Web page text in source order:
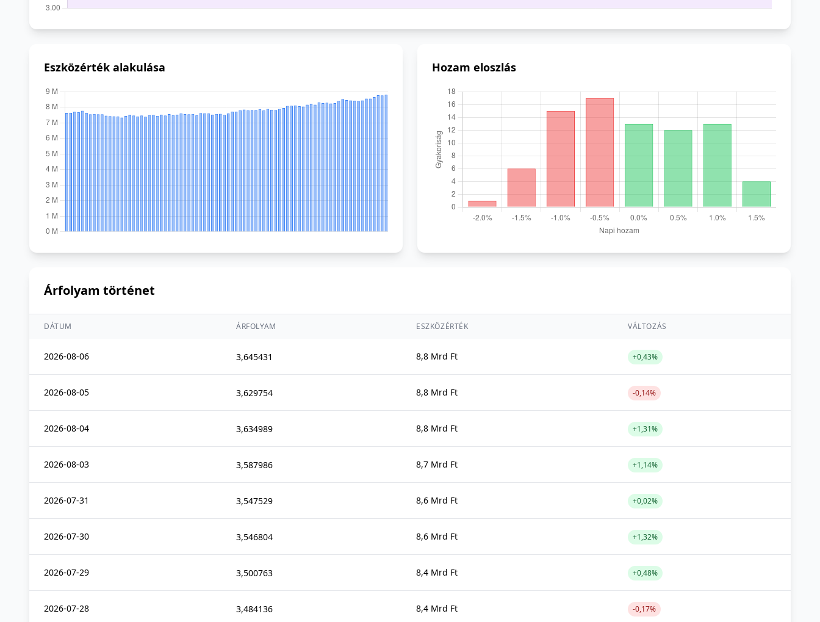
Eszközérték alakulása Hozam eloszlás
Árfolyam történet
DÁTUM ÁRFOLYAM ESZKÖZÉRTÉK VÁLTOZÁS
2026-08-06 3,645431 8,8 Mrd Ft +0,43%
2026-08-05 3,629754 8,8 Mrd Ft -0,14%
2026-08-04 3,634989 8,8 Mrd Ft +1,31%
2026-08-03 3,587986 8,7 Mrd Ft +1,14%
2026-07-31 3,547529 8,6 Mrd Ft +0,02%
2026-07-30 3,546804 8,6 Mrd Ft +1,32%
2026-07-29 3,500763 8,4 Mrd Ft +0,48%
2026-07-28 3,484136 8,4 Mrd Ft -0,17%